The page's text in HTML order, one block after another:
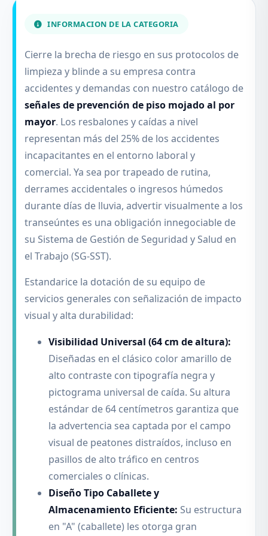
INFORMACION DE LA CATEGORIA
Cierre la brecha de riesgo en sus protocolos de
limpieza y blinde a su empresa contra
accidentes y demandas con nuestro catálogo de
señales de prevención de piso mojado al por
mayor. Los resbalones y caídas a nivel
representan más del 25% de los accidentes
incapacitantes en el entorno laboral y
comercial. Ya sea por trapeado de rutina,
derrames accidentales o ingresos húmedos
durante días de lluvia, advertir visualmente a los
transeúntes es una obligación innegociable de
su Sistema de Gestión de Seguridad y Salud en
el Trabajo (SG-SST).
Estandarice la dotación de su equipo de
servicios generales con señalización de impacto
visual y alta durabilidad:
Visibilidad Universal (64 cm de altura):
Diseñadas en el clásico color amarillo de
alto contraste con tipografía negra y
pictograma universal de caída. Su altura
estándar de 64 centímetros garantiza que
la advertencia sea captada por el campo
visual de peatones distraídos, incluso en
pasillos de alto tráfico en centros
comerciales o clínicas.
Diseño Tipo Caballete y
Almacenamiento Eficiente: Su estructura
en "A" (caballete) les otorga gran